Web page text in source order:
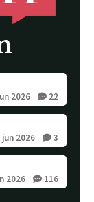
2026 22
jun 2026 3
2026 116